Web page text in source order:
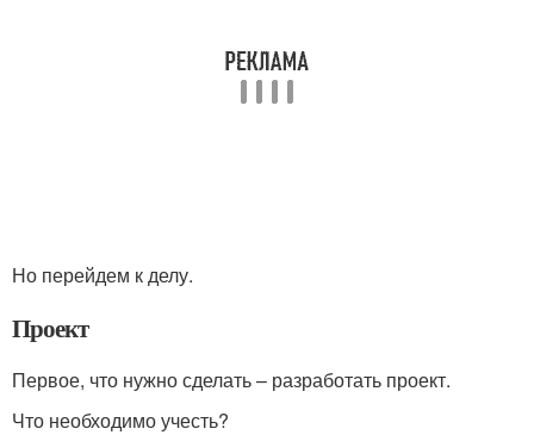
Но перейдем к делу.
Проект
Первое, что нужно сделать – разработать проект.
Что необходимо учесть?